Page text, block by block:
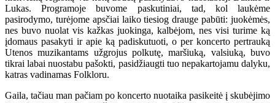
Lukas. Programoje buvome paskutiniai, tad, kol laukėme
pasirodymo, turėjome apsčiai laiko tiesiog drauge pabūti: juokėmės,
nes buvo nuolat vis kažkas juokinga, kalbėjom, nes visi turime ką
įdomaus pasakyti ir apie ką padiskutuoti, o per koncerto pertrauką
Utenos muzikantams užgrojus polkutę, maršiuką, valsiuką, buvo
tikrai labai nuostabu pašokti, pasidžiaugti tuo nepakartojamu dalyku,
katras vadinamas Folkloru.
Gaila, tačiau man pačiam po koncerto nuotaika pasikeitė į skubėjimo